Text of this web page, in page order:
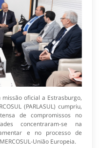
missão oficial a Estrasburgo,
(PARLASUL) cumpriu,
de compromissos no
concentraram-se na
e no processo de
União Europeia.